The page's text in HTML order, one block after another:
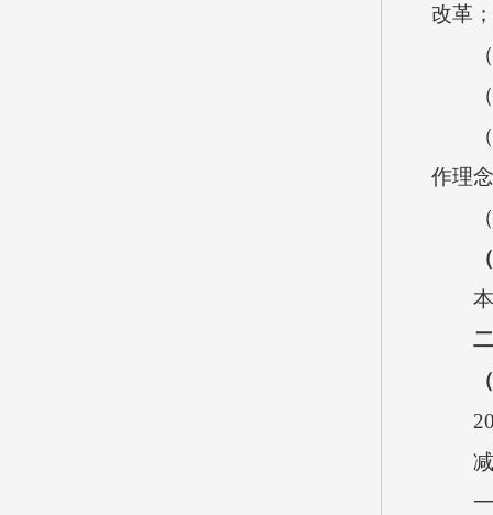
改革
（2
（3
（4
作理
（5
本单
减少
一般